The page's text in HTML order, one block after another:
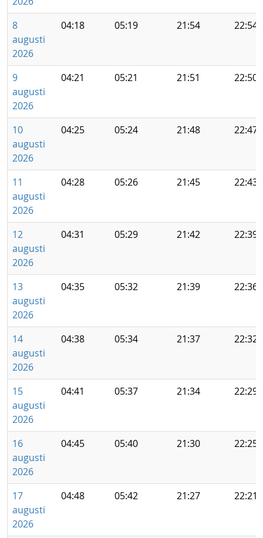
8
augusti
2026
04:18 05:19 21:54 22:54
9
augusti
2026
04:21 05:21 21:51 22:50
10
augusti
2026
04:25 05:24 21:48 22:47
11
augusti
2026
04:28 05:26 21:45 22:43
12
augusti
2026
04:31 05:29 21:42 22:39
13
augusti
2026
04:35 05:32 21:39 22:36
14
augusti
2026
04:38 05:34 21:37 22:32
15
augusti
2026
04:41 05:37 21:34 22:29
16
augusti
2026
04:45 05:40 21:30 22:25
17
augusti
2026
04:48 05:42 21:27 22:21